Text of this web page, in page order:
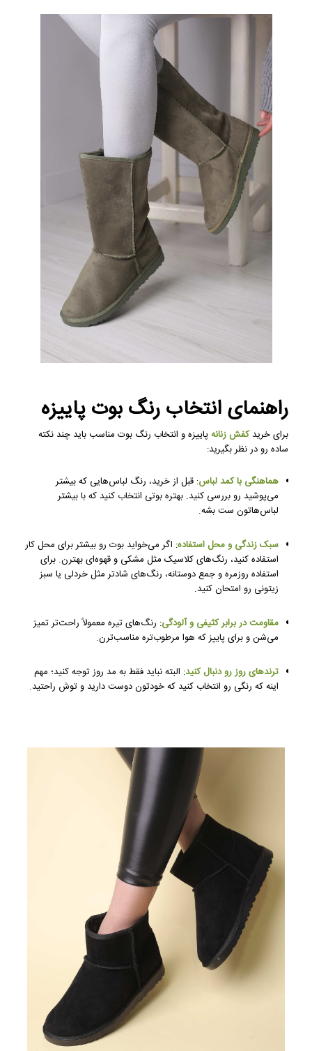
راهنمای انتخاب رنگ بوت پاییزه
برای خریدکفش زنانهپاییزه و انتخاب رنگ بوت مناسب باید چند نکته
ساده رو در نظر بگیرید:
هماهنگی با کمد لباس: قبل از خرید، رنگ لباس‌هایی که بیشتر
می‌پوشید رو بررسی کنید. بهتره بوتی انتخاب کنید که با بیشتر
لباس‌هاتون ست بشه.
سبک زندگی و محل استفاده: اگر می‌خواید بوت رو بیشتر برای محل کار
استفاده کنید، رنگ‌های کلاسیک مثل مشکی و قهوه‌ای بهترن. برای
استفاده روزمره و جمع دوستانه، رنگ‌های شادتر مثل خردلی یا سبز
زیتونی رو امتحان کنید.
مقاومت در برابر کثیفی و آلودگی: رنگ‌های تیره معمولاً راحت‌تر تمیز
می‌شن و برای پاییز که هوا مرطوب‌تره مناسب‌ترن.
ترندهای روز رو دنبال کنید: البته نباید فقط به مد روز توجه کنید؛ مهم
اینه که رنگی رو انتخاب کنید که خودتون دوست دارید و توش راحتید.